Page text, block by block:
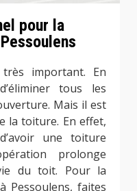
pour la
important. En
tous les
Mais il est
la toiture. En effet,
une toiture
prolonge
du toit. Pour la
Pessoulens, faites